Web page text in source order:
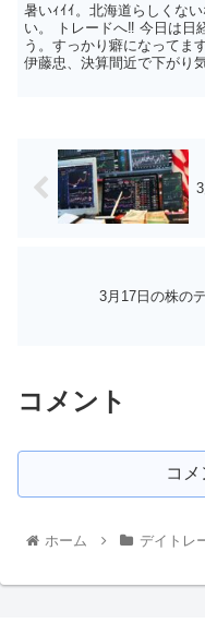
暑いｨｲｲ。北海道らしくな
い。 トレードへ‼️ 今日は日
う。すっかり癖になってま
伊藤忠、決算間近で下がり
3月17日の株の
コメント
コ
ホーム デイトレ